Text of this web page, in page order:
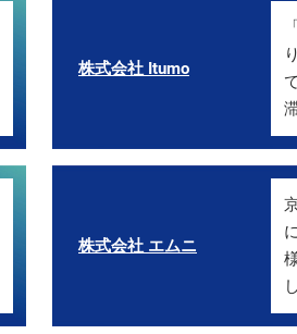
株式会社 Itumo
株式会社 エムニ